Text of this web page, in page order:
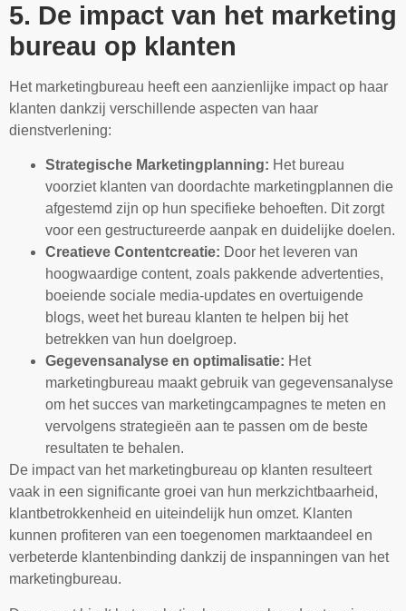
5. De impact van het marketing
bureau op klanten
Het marketingbureau heeft een aanzienlijke impact op haar
klanten dankzij verschillende aspecten van haar
dienstverlening:
Strategische Marketingplanning: Het bureau
voorziet klanten van doordachte marketingplannen die
afgestemd zijn op hun specifieke behoeften. Dit zorgt
voor een gestructureerde aanpak en duidelijke doelen.
Creatieve Contentcreatie: Door het leveren van
hoogwaardige content, zoals pakkende advertenties,
boeiende sociale media-updates en overtuigende
blogs, weet het bureau klanten te helpen bij het
betrekken van hun doelgroep.
Gegevensanalyse en optimalisatie: Het
marketingbureau maakt gebruik van gegevensanalyse
om het succes van marketingcampagnes te meten en
vervolgens strategieën aan te passen om de beste
resultaten te behalen.
De impact van het marketingbureau op klanten resulteert
vaak in een significante groei van hun merkzichtbaarheid,
klantbetrokkenheid en uiteindelijk hun omzet. Klanten
kunnen profiteren van een toegenomen marktaandeel en
verbeterde klantenbinding dankzij de inspanningen van het
marketingbureau.